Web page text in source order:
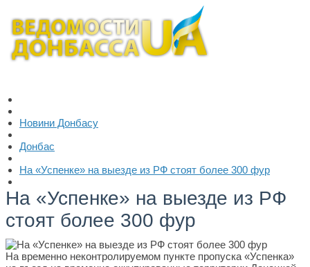
Новини Донбасу
Донбас
На «Успенке» на выезде из РФ стоят более 300 фур
На «Успенке» на выезде из РФ
стоят более 300 фур
На временно неконтролируемом пункте пропуска «Успенка»